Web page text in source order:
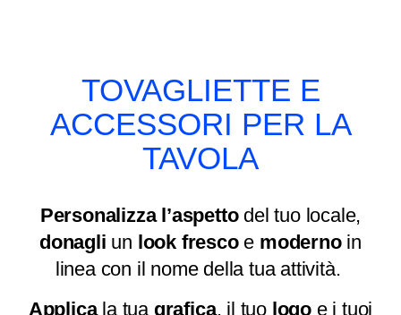
TOVAGLIETTE E
ACCESSORI PER LA
TAVOLA
Personalizza l’aspettodel tuo locale,
donagli un look frescoe modernoin
linea con il nome della tua attività.
Applicala tua grafica, il tuo logoe i tuoi